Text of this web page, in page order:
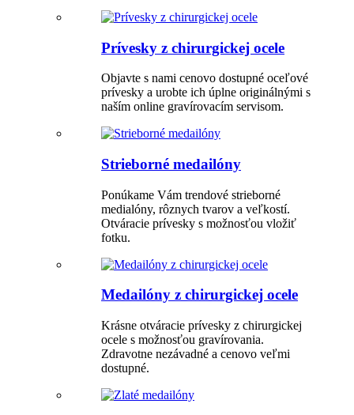
Prívesky z chirurgickej ocele
Objavte s nami cenovo dostupné oceľové
prívesky a urobte ich úplne originálnými s
naším online gravírovacím servisom.
Strieborné medailóny
Ponúkame Vám trendové strieborné
medialóny, rôznych tvarov a veľkostí.
Otváracie prívesky s možnosťou vložiť
fotku.
Medailóny z chirurgickej ocele
Krásne otváracie prívesky z chirurgickej
ocele s možnosťou gravírovania.
Zdravotne nezávadné a cenovo veľmi
dostupné.